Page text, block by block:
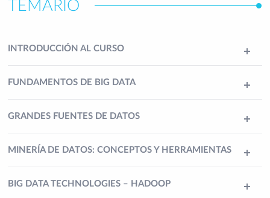
TEMARIO
INTRODUCCIÓN AL CURSO
FUNDAMENTOS DE BIG DATA
GRANDES FUENTES DE DATOS
MINERÍA DE DATOS: CONCEPTOS Y HERRAMIENTAS
BIG DATA TECHNOLOGIES – HADOOP